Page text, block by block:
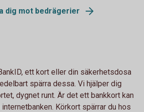
dig mot bedrägerier
ett kort eller din säkerhetsdosa
spärra dessa. Vi hjälper dig
dygnet runt. Är det ett bankkort kan
Körkort spärrar du hos